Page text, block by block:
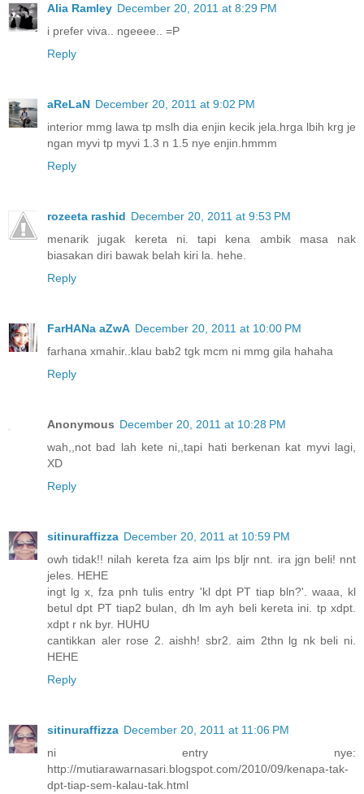
Alia Ramley December 20, 2011 at 8:29 PM
i prefer viva.. ngeeee.. =P
Reply
aReLaN December 20, 2011 at 9:02 PM
interior mmg lawa tp mslh dia enjin kecik jela.hrga lbih krg je
ngan myvi tp myvi 1.3 n 1.5 nye enjin.hmmm
Reply
rozeeta rashid December 20, 2011 at 9:53 PM
menarik jugak kereta ni. tapi kena ambik masa nak
biasakan diri bawak belah kiri la. hehe.
Reply
FarHANa aZwA December 20, 2011 at 10:00 PM
farhana xmahir..klau bab2 tgk mcm ni mmg gila hahaha
Reply
Anonymous December 20, 2011 at 10:28 PM
wah,,not bad lah kete ni,,tapi hati berkenan kat myvi lagi,
XD
Reply
sitinuraffizza December 20, 2011 at 10:59 PM
owh tidak!! nilah kereta fza aim lps bljr nnt. ira jgn beli! nnt
jeles. HEHE
ingt lg x, fza pnh tulis entry 'kl dpt PT tiap bln?'. waaa, kl
betul dpt PT tiap2 bulan, dh lm ayh beli kereta ini. tp xdpt.
xdpt r nk byr. HUHU
cantikkan aler rose 2. aishh! sbr2. aim 2thn lg nk beli ni.
HEHE
Reply
sitinuraffizza December 20, 2011 at 11:06 PM
ni entry nye:
http://mutiarawarnasari.blogspot.com/2010/09/kenapa-tak-
dpt-tiap-sem-kalau-tak.html